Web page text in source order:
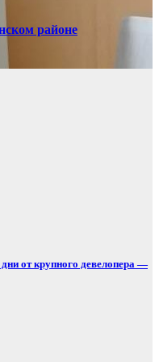
районе
от крупного девелопера —